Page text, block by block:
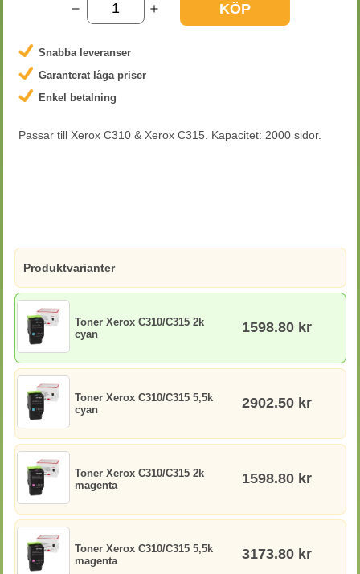
KÖP
Snabba leveranser
Garanterat låga priser
Enkel betalning
Passar till Xerox C310 & Xerox C315. Kapacitet: 2000 sidor.
Produktvarianter
Toner Xerox C310/C315 2k
cyan
1598.80 kr
Toner Xerox C310/C315 5,5k
cyan
2902.50 kr
Toner Xerox C310/C315 2k
magenta
1598.80 kr
Toner Xerox C310/C315 5,5k
magenta
3173.80 kr